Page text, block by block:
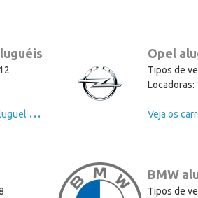
V
eja os carros de aluguel de Volkswagen
Opel
Tipos de
Locadoras:
BMW
Tipos de